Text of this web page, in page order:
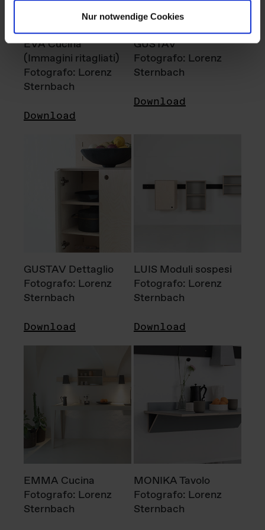
Nur notwendige Cookies
EVA Cucina
(Immagini ritagliati)
Fotografo: Lorenz
Sternbach
Download
GUSTAV
Fotografo: Lorenz
Sternbach
Download
GUSTAV Dettaglio
Fotografo: Lorenz
Sternbach
Download
LUIS Moduli sospesi
Fotografo: Lorenz
Sternbach
Download
EMMA Cucina
Fotografo: Lorenz
Sternbach
MONIKA Tavolo
Fotografo: Lorenz
Sternbach